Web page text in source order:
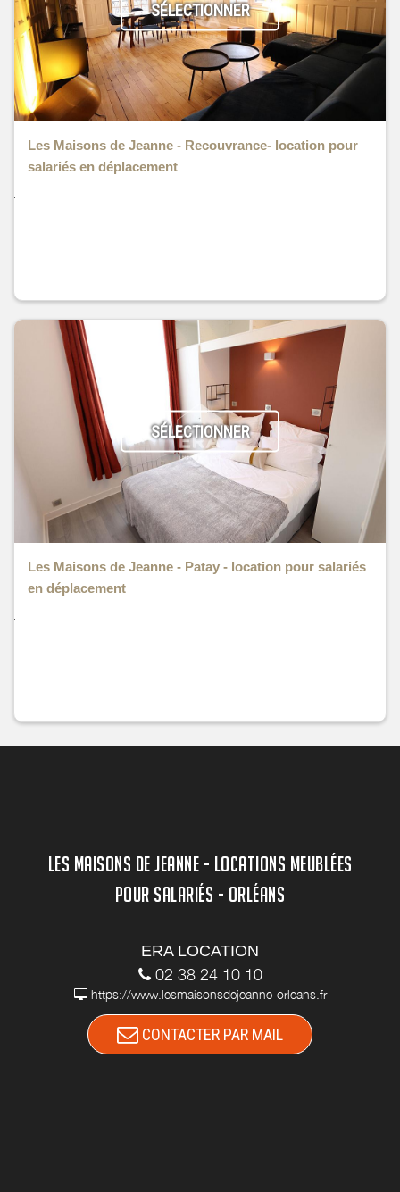
SÉLECTIONNER
Les Maisons de Jeanne - Recouvrance- location pour
salariés en déplacement
SÉLECTIONNER
Les Maisons de Jeanne - Patay - location pour salariés
en déplacement
LES MAISONS DE JEANNE - LOCATIONS MEUBLÉES
POUR SALARIÉS - ORLÉANS
ERA LOCATION
02 38 24 10 10
https://www.lesmaisonsdejeanne-orleans.fr
CONTACTER PAR MAIL